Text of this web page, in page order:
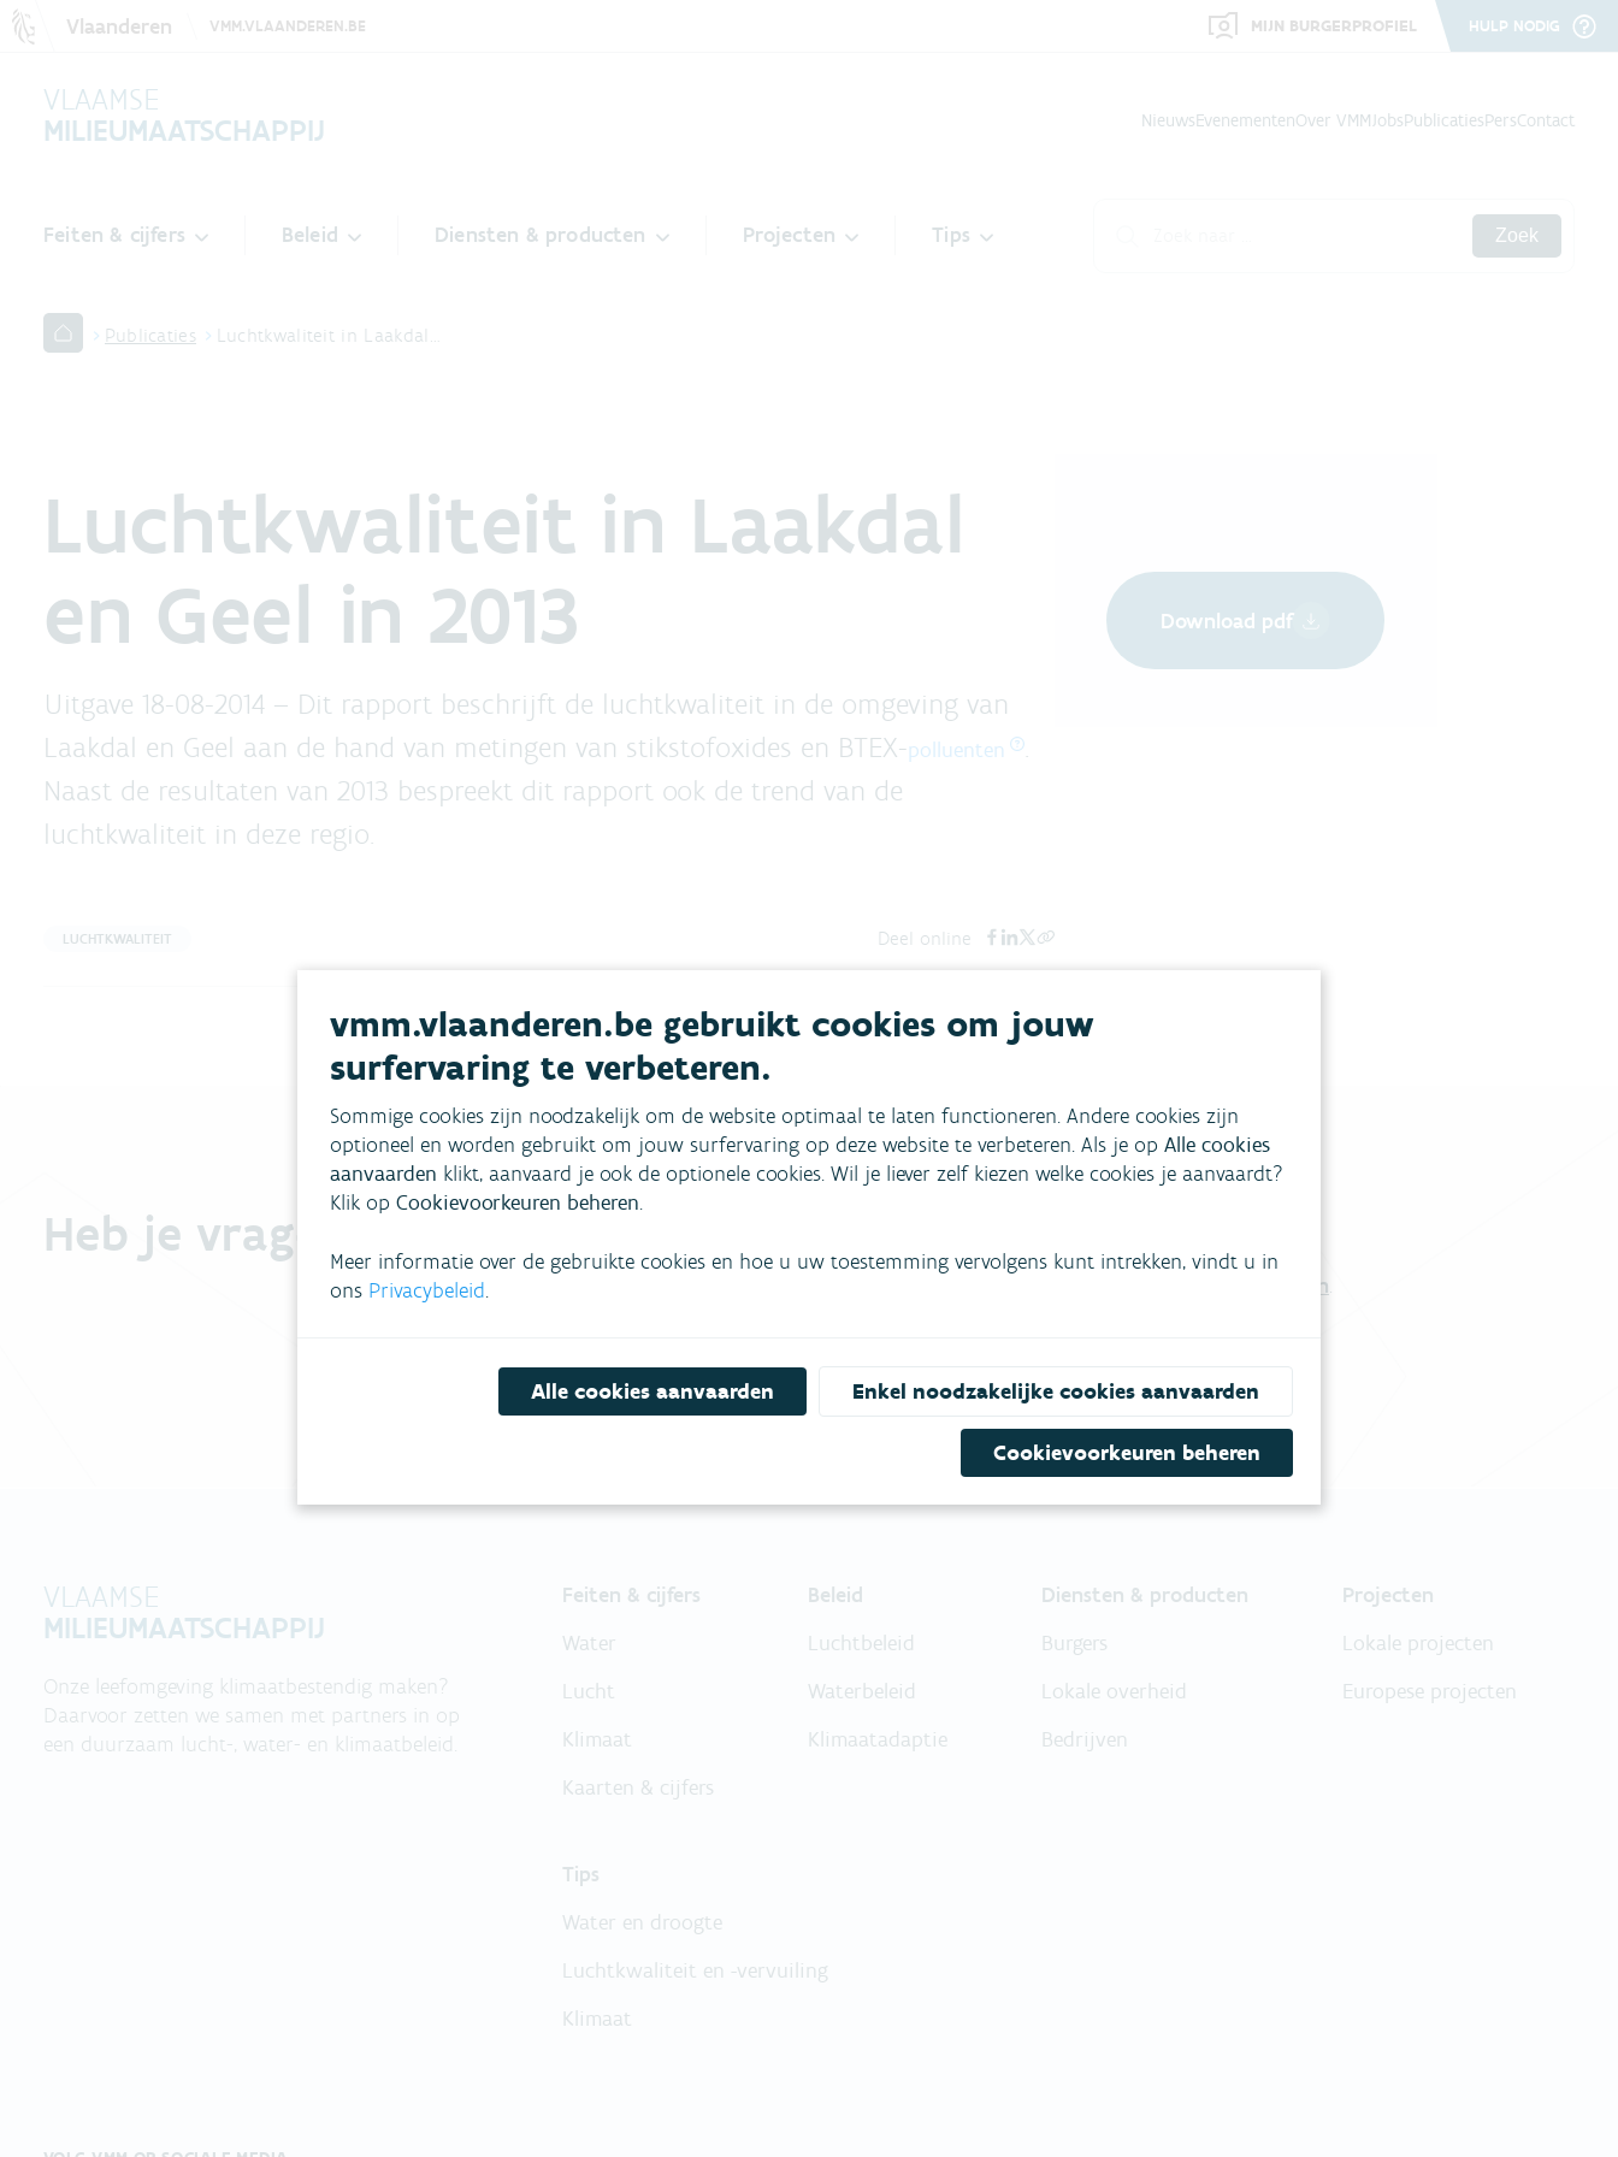
Vlaanderen VMM.VLAANDEREN.BE MIJN BURGERPROFIEL HULP NODIG
VLAAMSE
MILIEUMAATSCHAPPIJ
NieuwsEvenementenOver VMMJobsPublicatiesPersContact
Feiten & cijfers Beleid Diensten & producten Projecten Tips Zoek
Publicaties Luchtkwaliteit in Laakdal…
Luchtkwaliteit in Laakdal
en Geel in 2013
Uitgave 18-08-2014 – Dit rapport beschrijft de luchtkwaliteit in de omgeving van
Laakdal en Geel aan de hand van metingen van stikstofoxides en BTEX-polluenten
.
Naast de resultaten van 2013 bespreekt dit rapport ook de trend van de
luchtkwaliteit in deze regio.
LUCHTKWALITEIT Deel online
Download pdf
Heb je vragen?
Vul ons contactformulier in.
VLAAMSE
MILIEUMAATSCHAPPIJ
Onze leefomgeving klimaatbestendig maken?
Daarvoor zetten we samen met partners in op
een duurzaam lucht-, water- en klimaatbeleid.
Feiten & cijfers
Water
Lucht
Klimaat
Kaarten & cijfers
Beleid
Luchtbeleid
Waterbeleid
Klimaatadaptie
Diensten & producten
Burgers
Lokale overheid
Bedrijven
Projecten
Lokale projecten
Europese projecten
Tips
Water en droogte
Luchtkwaliteit en -vervuiling
Klimaat
vmm.vlaanderen.be gebruikt cookies om jouw
surfervaring te verbeteren.
Sommige cookies zijn noodzakelijk om de website optimaal te laten functioneren. Andere cookies zijn
optioneel en worden gebruikt om jouw surfervaring op deze website te verbeteren. Als je op Alle cookies
aanvaarden klikt, aanvaard je ook de optionele cookies. Wil je liever zelf kiezen welke cookies je aanvaardt?
Klik op Cookievoorkeuren beheren.
Meer informatie over de gebruikte cookies en hoe u uw toestemming vervolgens kunt intrekken, vindt u in
ons Privacybeleid.
Alle cookies aanvaarden Enkel noodzakelijke cookies aanvaarden
Cookievoorkeuren beheren